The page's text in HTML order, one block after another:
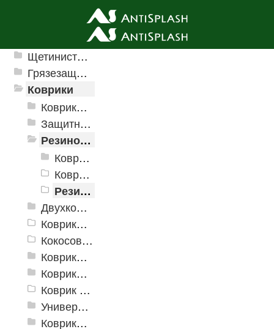
Ячеистые грязезащитные покрытия
Щетинистые покрытия
Грязезащитные, влаговпитывающие покрытия
Коврики
Коврики влаговпитывающие
Защитные коврики и лотки
Резиновые коврики
Коврики PinMat
Коврики PinMat Матрица
Резиновый коврик с рисунком
Двухкомпонентные коврики
Коврики на пенорезине
Кокосовые коврики
Коврики для ванн
Коврики и дорожки пористые (Лапша)
Коврик флокированный
Универсальные коврики
Коврики хлопковые